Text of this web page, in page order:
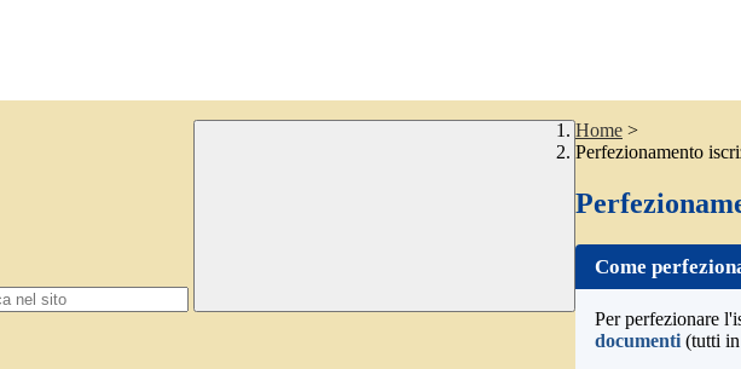
Home >
Perfezionamento
Come
Per perfezionare
documenti (tutti